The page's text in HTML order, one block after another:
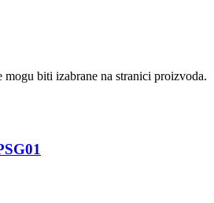
biti izabrane na stranici proizvoda.